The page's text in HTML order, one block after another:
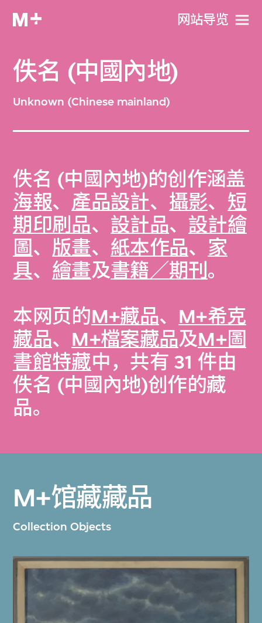
网站导览
佚名 (中國內地)
Unknown (Chinese mainland)
佚名 (中國內地)的创作涵盖
海報、 產品設計、 攝影、 短
期印刷品、 設計品、 設計繪
圖、 版畫、 紙本作品、 家
具、 繪畫及書籍／期刊 。
本网页的M+藏品、 M+希克
藏品、 M+檔案藏品及M+圖
書館特藏中，共有 31 件由
佚名 (中國內地)创作的藏
品。
M+馆藏藏品
Collection Objects